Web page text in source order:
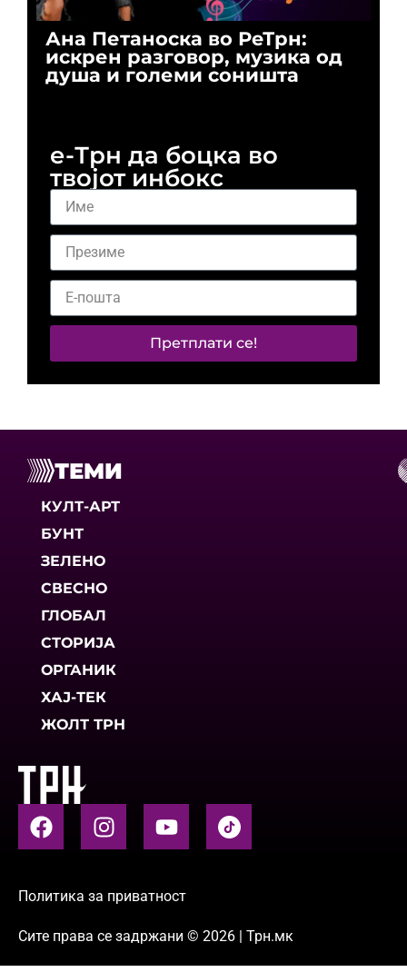
Ана Петаноска во РеТрн:
искрен разговор, музика од
душа и големи соништа
е-Трн да боцка во
твојот инбокс
Претплати се!
ТЕМИ
КУЛТ-АРТ
БУНТ
ЗЕЛЕНО
СВЕСНО
ГЛОБАЛ
СТОРИЈА
ОРГАНИК
ХАЈ-ТЕК
ЖОЛТ ТРН
Политика за приватност
Сите права се задржани © 2026 | Трн.мк